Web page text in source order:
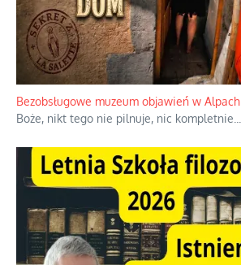
Bezobsługowe muzeum objawień w Alpach
Boże, nikt tego nie pilnuje, nic kompletnie.